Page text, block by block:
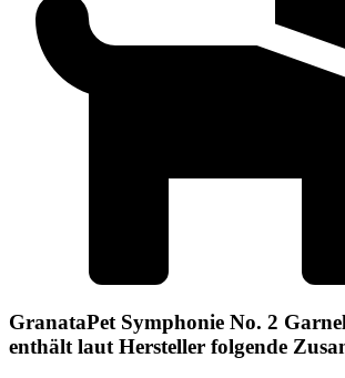
GranataPet Symphonie No. 2
enthält laut Hersteller folgende